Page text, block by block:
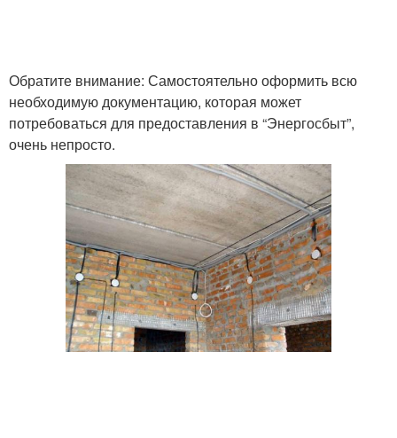
Обратите внимание: Самостоятельно оформить всю
необходимую документацию, которая может
потребоваться для предоставления в “Энергосбыт”,
очень непросто.